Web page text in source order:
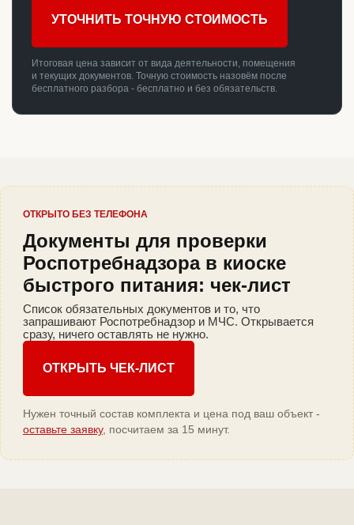
УТОЧНИТЬ ТОЧНУЮ СТОИМОСТЬ
Итоговая цена зависит от вида деятельности, помещения
и текущих документов. Точную стоимость назовём после
бесплатного разбора - бесплатно и без обязательств.
ОТКРЫТО БЕЗ ТЕЛЕФОНА
Документы для проверки
Роспотребнадзора в киоске
быстрого питания: чек-лист
Список обязательных документов и то, что
запрашивают Роспотребнадзор и МЧС. Открывается
сразу, ничего оставлять не нужно.
ОТКРЫТЬ ЧЕК-ЛИСТ
Нужен точный состав комплекта и цена под ваш объект -
оставьте заявку, посчитаем за 15 минут.